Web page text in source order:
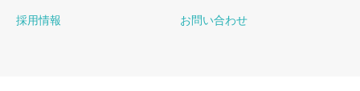
採用情報 お問い合わせ